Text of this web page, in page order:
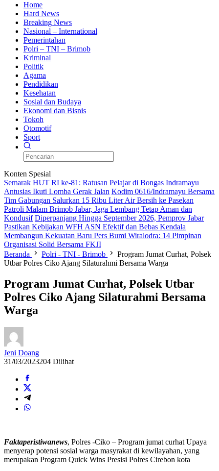
Home
Hard News
Breaking News
Nasional – International
Pemerintahan
Polri – TNI – Brimob
Kriminal
Politik
Agama
Pendidikan
Kesehatan
Sosial dan Budaya
Ekonomi dan Bisnis
Tokoh
Otomotif
Sport
Konten Spesial
Semarak HUT RI ke-81: Ratusan Pelajar di Bongas Indramayu
Antusias Ikuti Lomba Gerak Jalan Kodim 0616/Indramayu Bersama
Tim Gabungan Salurkan 15 Ribu Liter Air Bersih ke Pasekan
Patroli Malam Brimob Jabar, Jaga Lembang Tetap Aman dan
Kondusif Diperpanjang Hingga September 2026, Pemprov Jabar
Pastikan Kebijakan WFH ASN Efektif dan Bebas Kendala
Membangun Kekuatan Baru Pers Bumi Wiralodra: 14 Pimpinan
Organisasi Solid Bersama FKJI
Beranda
Polri - TNI - Brimob
Program Jumat Curhat, Polsek
Utbar Polres Ciko Ajang Silaturahmi Bersama Warga
Program Jumat Curhat, Polsek Utbar
Polres Ciko Ajang Silaturahmi Bersama
Warga
Jeni Doang
31/03/2023204 Dilihat
Faktaperistiwanews, Polres -Ciko – Program jumat curhat Upaya
menyerap potensi sosial warga masyrakat di kewilayahan, yang
merupakan Program Quick Wins Presisi Polres Cirebon kota